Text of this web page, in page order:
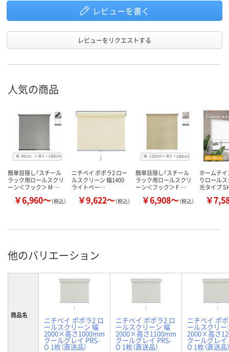
レビューを書く
レビューをリクエストする
人気の商品
簡単目隠し「スチール
ラック用ロールスクリ
ーン＜フック＞ M …
￥6,960～（税込）
ニチベイ ポポラ2 ロー
ルスクリーン 幅1400
ライトベー…
￥9,622～（税込）
簡単目隠し「スチール
ラック用ロールスクリ
ーン＜フック＞ F …
￥6,908～（税込）
ホームテ
りロール
光タイプ
￥
他のバリエーション
商品名
ニチベイ ポポラ2 ロ
ールスクリーン 幅
2000×高さ1000mm
クールグレイ PRS-
O 1枚（直送品）
ニチベイ ポポラ2 ロ
ールスクリーン 幅
2000×高さ1100mm
クールグレイ PRS-
O 1枚（直送品）
ニチベイ ポ
ールスクリー
2000×高さ
クールグレイ
O 1枚（直送品